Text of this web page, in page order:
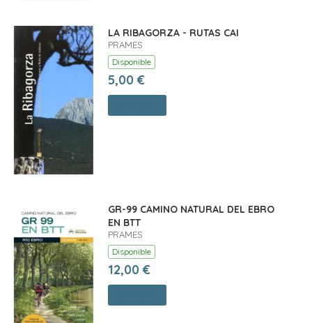
LA RIBAGORZA - RUTAS CAI
PRAMES
Disponible
5,00 €
GR-99 CAMINO NATURAL DEL EBRO
EN BTT
PRAMES
Disponible
12,00 €